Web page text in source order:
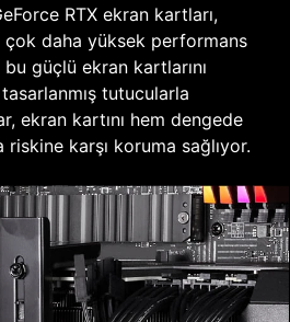
RTX ekran kartları,
çok daha yüksek performans
güçlü ekran kartlarını
tutucularla
ekran kartını hem dengede
riskine karşı koruma sağlıyor.